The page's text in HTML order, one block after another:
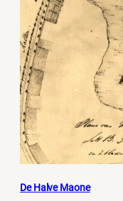
De Halve Maone